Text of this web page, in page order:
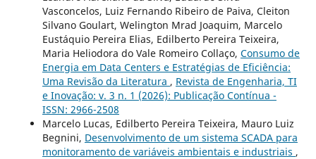
Vasconcelos, Luiz Fernando Ribeiro de Paiva, Cleiton
Silvano Goulart, Welington Mrad Joaquim, Marcelo
Eustáquio Pereira Elias, Edilberto Pereira Teixeira,
Maria Heliodora do Vale Romeiro Collaço, Consumo de
Energia em Data Centers e Estratégias de Eficiência:
Uma Revisão da Literatura , Revista de Engenharia, TI
e Inovação: v. 3 n. 1 (2026): Publicação Contínua -
ISSN: 2966-2508
Marcelo Lucas, Edilberto Pereira Teixeira, Mauro Luiz
Begnini, Desenvolvimento de um sistema SCADA para
monitoramento de variáveis ambientais e industriais ,